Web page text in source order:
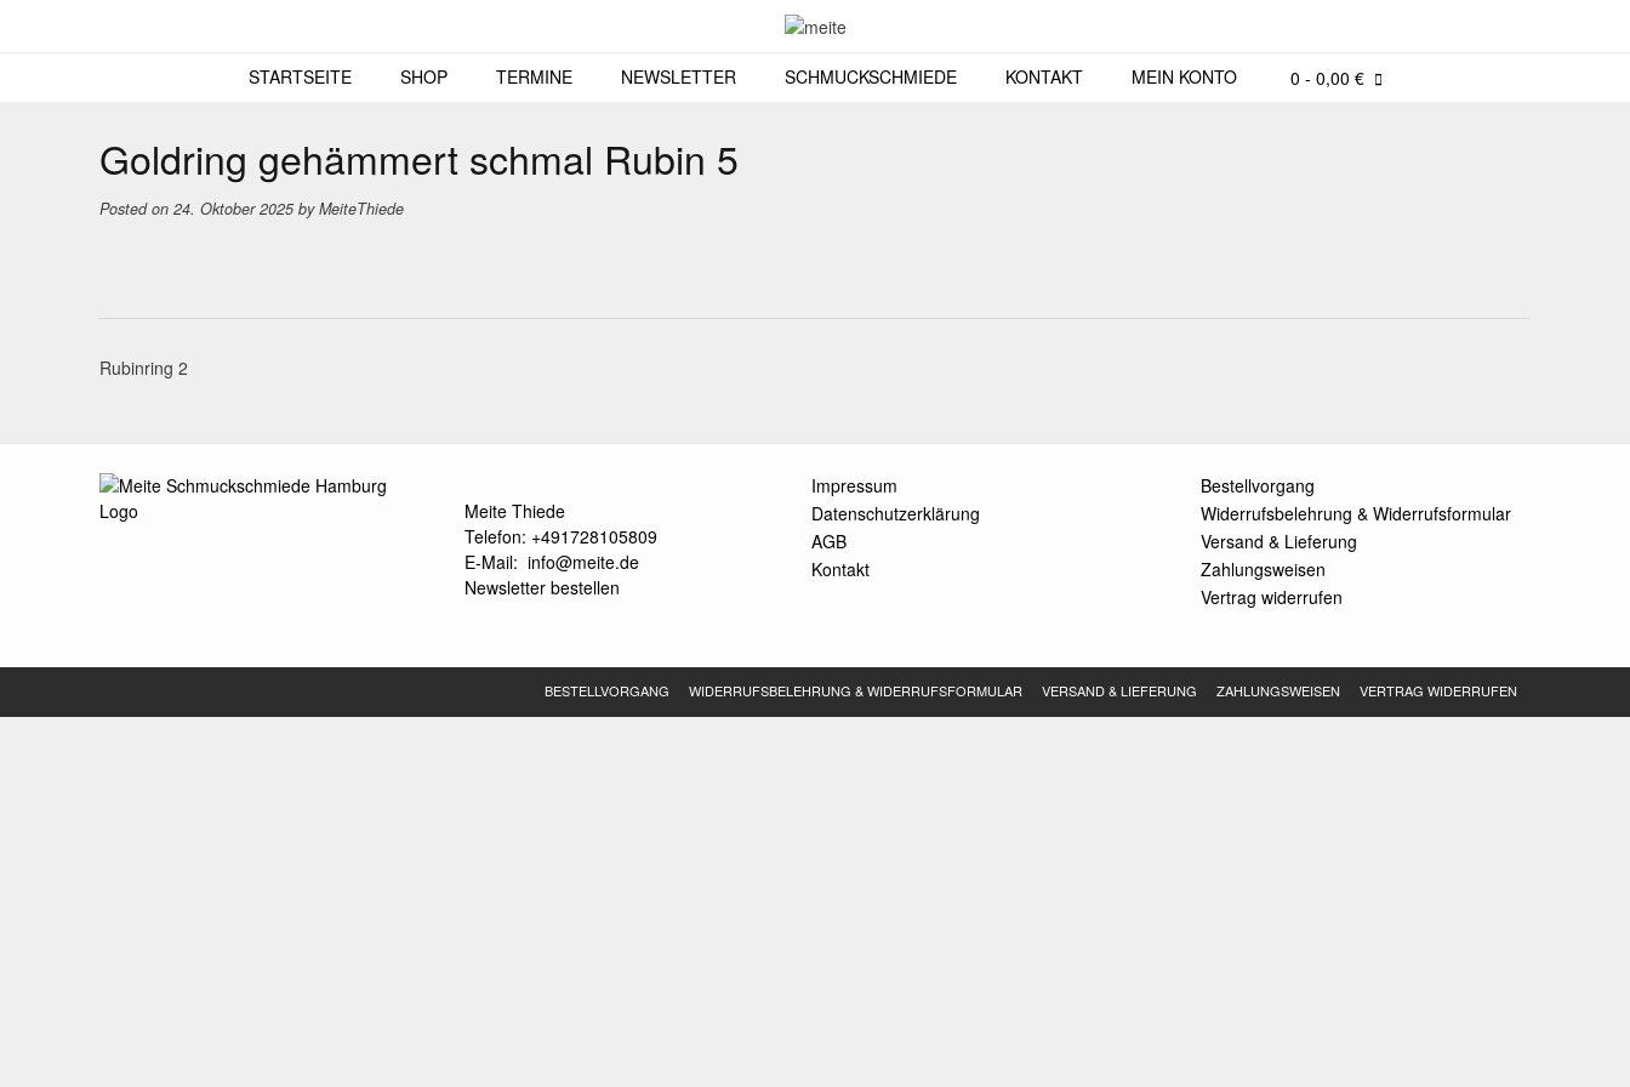
STARTSEITE SHOP TERMINE NEWSLETTER SCHMUCKSCHMIEDE KONTAKT MEIN KONTO 0 - 0,00 €
Goldring gehämmert schmal Rubin 5
Posted on 24. Oktober 2025byMeiteThiede
Post
Rubinring 2
Meite Thiede
Telefon: +491728105809
E-Mail: info@meite.de
Newsletter bestellen
Impressum
Datenschutzerklärung
AGB
Kontakt
Bestellvorgang
Widerrufsbelehrung & Widerrufsformular
Versand & Lieferung
Zahlungsweisen
Vertrag widerrufen
BESTELLVORGANG WIDERRUFSBELEHRUNG & WIDERRUFSFORMULAR VERSAND & LIEFERUNG ZAHLUNGSWEISEN VERTRAG WIDERRUFEN